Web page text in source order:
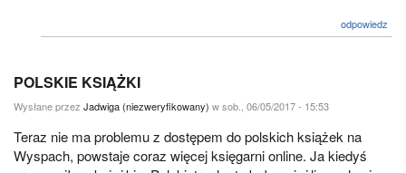
odpowiedz
POLSKIE KSIĄŻKI
Wysłane przez Jadwiga (niezweryfikowany) w sob., 06/05/2017 - 15:53
Teraz nie ma problemu z dostępem do polskich książek na
Wyspach, powstaje coraz więcej księgarni online. Ja kiedyś